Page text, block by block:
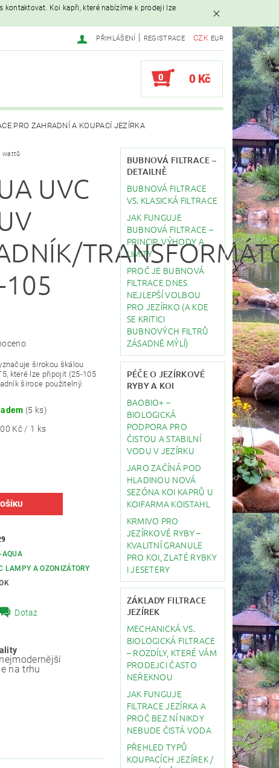
kontaktovat. Koi kapři, které nabízíme k prodeji lze
CZK EUR
PŘIHLÁŠENÍ REGISTRACE
0 0 Kč
PRO ZAHRADNÍ A KOUPACÍ JEZÍRKA
STAVBA JEZÍRKA
wattů
UVC
105
širokou škálou
které lze připojit (25-105
široce použitelný.
(5 ks)
Kč / 1 ks
AQUA
LAMPY A OZONIZÁTORY
Dotaz
na trhu
BUBNOVÁ FILTRACE –
DETAILNĚ
BUBNOVÁ FILTRACE
VS. KLASICKÁ FILTRACE
JAK FUNGUJE
BUBNOVÁ FILTRACE –
PRINCIP, VÝHODY A
LIMITY
PROČ JE BUBNOVÁ
FILTRACE DNES
NEJLEPŠÍ VOLBOU
PRO JEZÍRKO (A KDE
SE KRITICI
BUBNOVÝCH FILTRŮ
ZÁSADNĚ MÝLÍ)
PÉČE O JEZÍRKOVÉ
RYBY A KOI
BAOBIO+ –
BIOLOGICKÁ
PODPORA PRO
ČISTOU A STABILNÍ
VODU V JEZÍRKU
JARO ZAČÍNÁ POD
HLADINOU NOVÁ
SEZÓNA KOI KAPRŮ U
KOIFARMA KOISTAHL
KRMIVO PRO
JEZÍRKOVÉ RYBY –
KVALITNÍ GRANULE
PRO KOI, ZLATÉ RYBKY
I JESETERY
ZÁKLADY FILTRACE
JEZÍREK
MECHANICKÁ VS.
BIOLOGICKÁ FILTRACE
– ROZDÍLY, KTERÉ VÁM
PRODEJCI ČASTO
NEŘEKNOU
JAK FUNGUJE
FILTRACE JEZÍRKA A
PROČ BEZ NÍ NIKDY
NEBUDE ČISTÁ VODA
PŘEHLED TYPŮ
KOUPACÍCH JEZÍREK /